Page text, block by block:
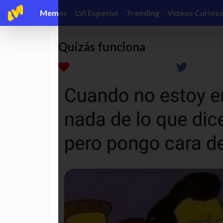
Memes LVI Especial Trending Videos
Quizás funciona